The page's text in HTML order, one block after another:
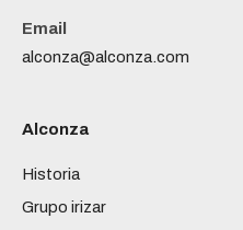
Email
alconza@alconza.com
Alconza
Historia
Grupo irizar